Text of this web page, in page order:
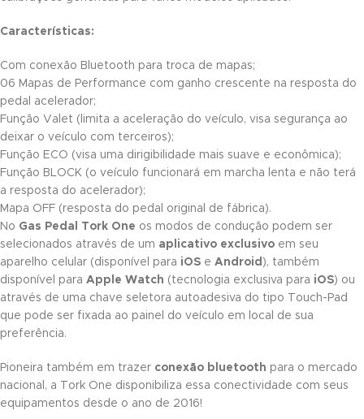
Características:
Com conexão Bluetooth para troca de mapas;
06 Mapas de Performance com ganho crescente na resposta do
pedal acelerador;
Função Valet (limita a aceleração do veículo, visa segurança ao
deixar o veículo com terceiros);
Função ECO (visa uma dirigibilidade mais suave e econômica);
Função BLOCK (o veículo funcionará em marcha lenta e não terá
a resposta do acelerador);
Mapa OFF (resposta do pedal original de fábrica).
No Gas Pedal Tork One os modos de condução podem ser
selecionados através de um aplicativo exclusivo em seu
aparelho celular (disponível para iOS e Android ), também
disponível para Apple Watch (tecnologia exclusiva para iOS) ou
através de uma chave seletora autoadesiva do tipo Touch-Pad
que pode ser fixada ao painel do veículo em local de sua
preferência.
Pioneira também em trazer conexão bluetooth para o mercado
nacional, a Tork One disponibiliza essa conectividade com seus
equipamentos desde o ano de 2016!